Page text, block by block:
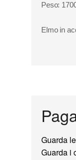
Peso:
Elmo in
Guarda
Guarda i